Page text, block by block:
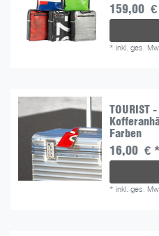
159,00
*inkl. ges.
TOURIST
Farben
16,00 € *
*inkl. ges.